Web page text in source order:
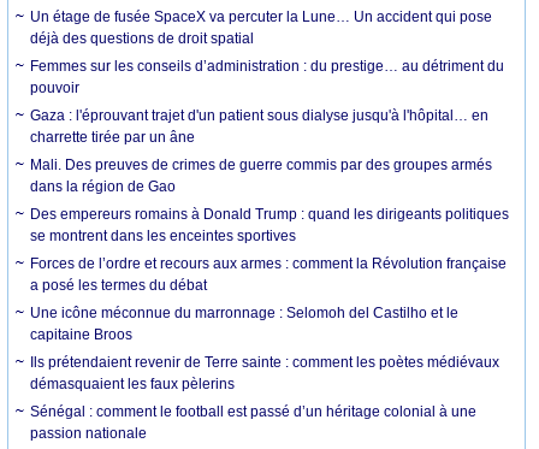
Un étage de fusée SpaceX va percuter la Lune… Un accident qui pose
déjà des questions de droit spatial
Femmes sur les conseils d’administration : du prestige… au détriment du
pouvoir
Gaza : l'éprouvant trajet d'un patient sous dialyse jusqu'à l'hôpital… en
charrette tirée par un âne
Mali. Des preuves de crimes de guerre commis par des groupes armés
dans la région de Gao
Des empereurs romains à Donald Trump : quand les dirigeants politiques
se montrent dans les enceintes sportives
Forces de l’ordre et recours aux armes : comment la Révolution française
a posé les termes du débat
Une icône méconnue du marronnage : Selomoh del Castilho et le
capitaine Broos
Ils prétendaient revenir de Terre sainte : comment les poètes médiévaux
démasquaient les faux pèlerins
Sénégal : comment le football est passé d’un héritage colonial à une
passion nationale